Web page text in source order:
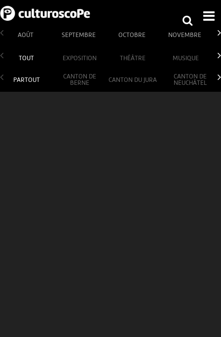
AOÛT SEPTEMBRE OCTOBRE NOVEMBRE
TOUT EXPOSITION THÉÂTRE MUSIQUE
PARTOUT
CANTON DE
BERNE
CANTON DU JURA
CANTON DE
NEUCHÂTEL